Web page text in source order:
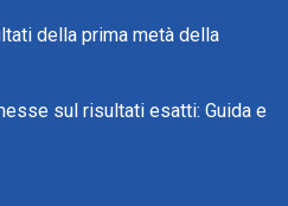
della prima metà della
sul risultati esatti: Guida e